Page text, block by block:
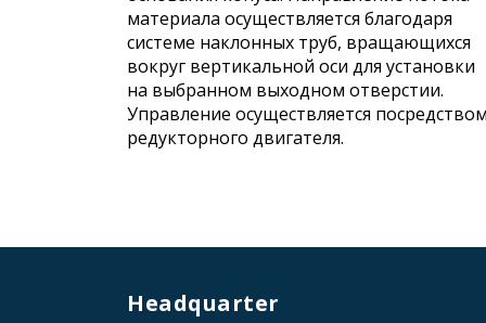
материала осуществляется благодаря
системе наклонных труб, вращающихся
вокруг вертикальной оси для установки
на выбранном выходном отверстии.
Управление осуществляется посредством
редукторного двигателя.
Headquarter